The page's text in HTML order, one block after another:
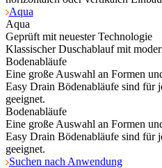
Aqua
Aqua
Geprüft mit neuester Technologie
Klassischer Duschablauf mit
Bodenabläufe
Eine große Auswahl an Formen
Easy Drain Bödenabläufe sind für
geeignet.
Bodenabläufe
Eine große Auswahl an Formen
Easy Drain Bödenabläufe sind für
geeignet.
Suchen nach Anwendung